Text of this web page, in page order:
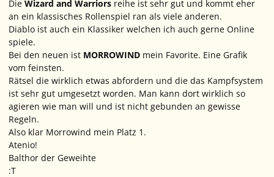
Die Wizard and Warriors reihe ist sehr gut und kommt eher
an ein klassisches Rollenspiel ran als viele anderen.
Diablo ist auch ein Klassiker welchen ich auch gerne Online
spiele.
Bei den neuen ist MORROWIND mein Favorite. Eine Grafik
vom feinsten.
Rätsel die wirklich etwas abfordern und die das Kampfsystem
ist sehr gut umgesetzt worden. Man kann dort wirklich so
agieren wie man will und ist nicht gebunden an gewisse
Regeln.
Also klar Morrowind mein Platz 1.
Atenio!
Balthor der Geweihte
:T